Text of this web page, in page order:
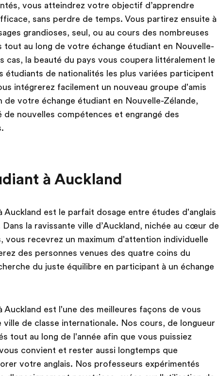
vous atteindrez votre objectif d’apprendre
sans perdre de temps. Vous partirez ensuite à
grandioses, seul, ou au cours des nombreuses
tout au long de votre échange étudiant en Nouvelle-
cas, la beauté du pays vous coupera littéralement le
étudiants de nationalités les plus variées participent
intégrerez facilement un nouveau groupe d'amis
de votre échange étudiant en Nouvelle-Zélande,
de nouvelles compétences et engrangé des
à Auckland
Auckland est le parfait dosage entre études d'anglais
la ravissante ville d’Auckland, nichée au cœur de
vous recevrez un maximum d'attention individuelle
des personnes venues des quatre coins du
du juste équilibre en participant à un échange
Auckland est l'une des meilleures façons de vous
de classe internationale. Nos cours, de longueur
tout au long de l'année afin que vous puissiez
convient et rester aussi longtemps que
votre anglais. Nos professeurs expérimentés